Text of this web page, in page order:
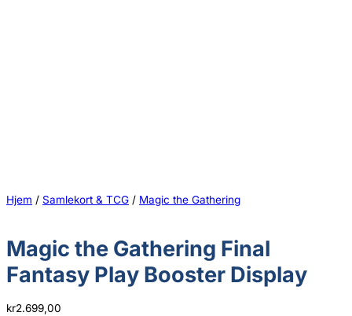
Hjem / Samlekort & TCG / Magic the Gathering
Magic the Gathering Final
Fantasy Play Booster Display
kr2.699,00